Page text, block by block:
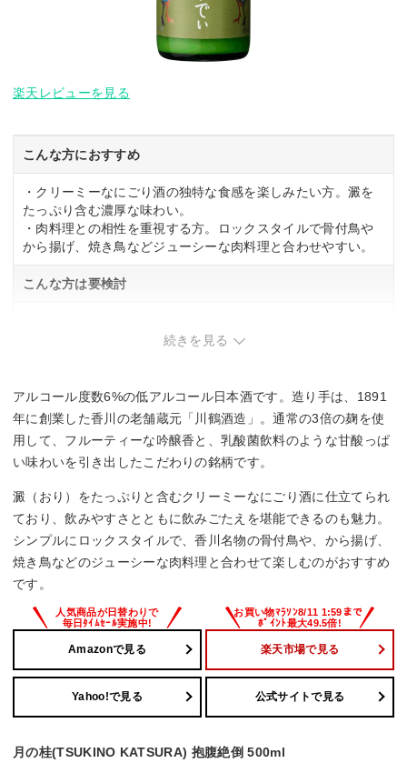
楽天レビューを見る
こんな方におすすめ
・クリーミーなにごり酒の独特な食感を楽しみたい方。澱を
たっぷり含む濃厚な味わい。
・肉料理との相性を重視する方。ロックスタイルで骨付鳥や
から揚げ、焼き鳥などジューシーな肉料理と合わせやすい。
こんな方は要検討
・澱の食感が好みでない方。続きを見る
アルコール度数6%の低アルコール日本酒です。造り手は、1891
年に創業した香川の老舗蔵元「川鶴酒造」。通常の3倍の麹を使
用して、フルーティーな吟醸香と、乳酸菌飲料のような甘酸っぱ
い味わいを引き出したこだわりの銘柄です。
澱（おり）をたっぷりと含むクリーミーなにごり酒に仕立てられ
ており、飲みやすさとともに飲みごたえを堪能できるのも魅力。
シンプルにロックスタイルで、香川名物の骨付鳥や、から揚げ、
焼き鳥などのジューシーな肉料理と合わせて楽しむのがおすすめ
です。
Amazonで見る 楽天市場で見る
Yahoo!で見る 公式サイトで見る
月の桂(TSUKINO KATSURA) 抱腹絶倒 500ml